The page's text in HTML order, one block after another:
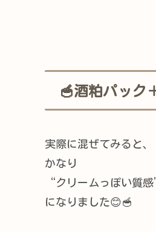
🥣酒粕パック
実際に混ぜてみると、
かなり
“クリームっぽい質感
になりました😊🥣